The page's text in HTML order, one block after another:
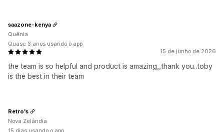
15 de junho de 2026
the team is so helpful and product is amazing,,thank you..toby
is the best in their team
saazone-kenya
Quênia
Quase 3 anos usando o app
Retro's
Nova Zelândia